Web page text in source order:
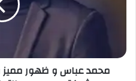
محمد عباس و ظهور مميز